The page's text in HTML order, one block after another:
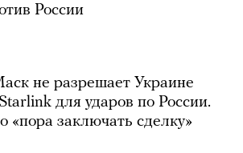
России
не разрешает Украине
для ударов по России.
«пора заключать сделку»